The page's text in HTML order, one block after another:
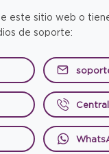
este sitio web o
de soporte: